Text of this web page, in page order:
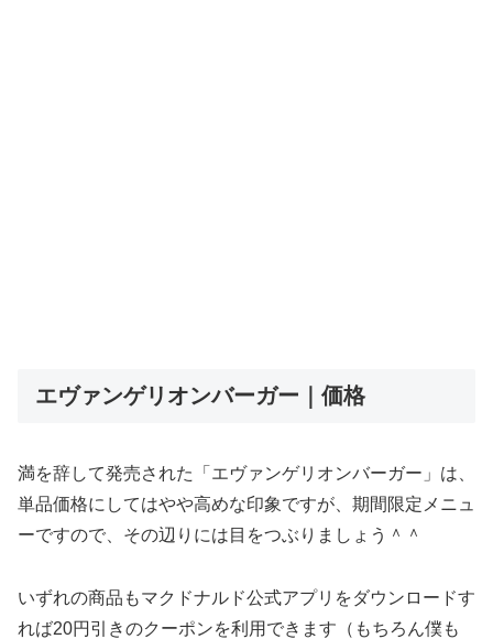
エヴァンゲリオンバーガー｜価格
満を辞して発売された「エヴァンゲリオンバーガー」は、
単品価格にしてはやや高めな印象ですが、期間限定メニュ
ーですので、その辺りには目をつぶりましょう＾＾
いずれの商品もマクドナルド公式アプリをダウンロードす
れば20円引きのクーポンを利用できます（もちろん僕も